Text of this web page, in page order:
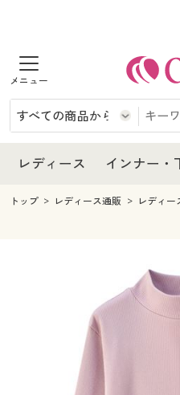
商品を探す
レディース
レディースファッション
インナー・下着
インナー・下着通販すべて
ジュニア・ティーンズ下着
メンズ
メンズファッション
キッチン・雑貨・日用品
寝具・インテリア・家具
寝具・インテリア・家具通販す
家具・収納
美容・健康通販すべて
制服・スクール
レディース インナー・
レディース
レディース通販すべて
レディースファッション
インナー・下着
インナー・下着通販すべて
ジュニア・ティーンズ下着
メンズ
キッチン・雑貨・日用品
寝具・インテリア・家具通販
寝具・ベッド
美容・健康通販すべて
美容・健康・サプリメント
制服・スクール
制服・スクールすべて
大きいサイズ
トップ レディース通販 レディー